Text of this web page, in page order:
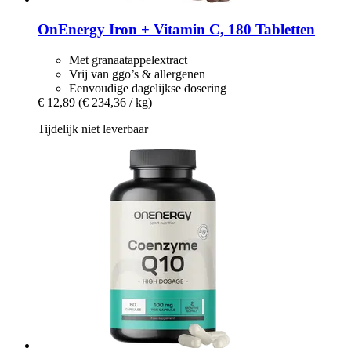
OnEnergy Iron + Vitamin C, 180 Tabletten
Met granaatappelextract
Vrij van ggo’s & allergenen
Eenvoudige dagelijkse dosering
€ 12,89 (€ 234,36 / kg)
Tijdelijk niet leverbaar